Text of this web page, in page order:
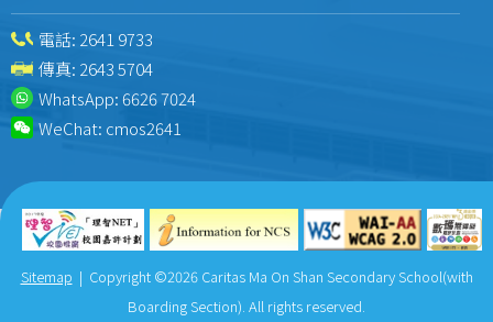
電話: 2641 9733
傳真: 2643 5704
WhatsApp:6626 7024
WeChat: cmos2641
Sitemap | Copyright ©2026 Caritas Ma On Shan Secondary School(with
Boarding Section). All rights reserved.